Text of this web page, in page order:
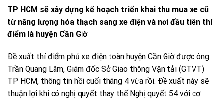
TP HCM sẽ xây dựng kế hoạch triển khai thu mua xe cũ
từ năng lượng hóa thạch sang xe điện và nơi đầu tiên thí
điểm là huyện Cần Giờ
Ðề xuất thí điểm phủ xe điện toàn huyện Cần Giờ được ông
Trần Quang Lâm, Giám đốc Sở Giao thông Vận tải (GTVT)
TP HCM, thông tin hồi cuối tháng 4 vừa rồi. Ðề xuất này sẽ
thuận lợi khi có nghị quyết thay thế Nghị quyết 54 với cơ